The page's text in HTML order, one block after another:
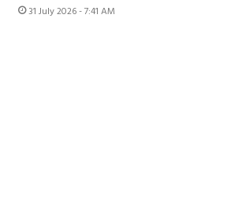
31 July 2026 - 7:41 AM